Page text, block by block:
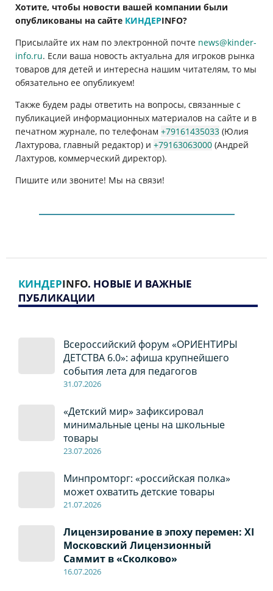
Хотите, чтобы новости вашей компании были
опубликованы на сайте КИНДЕРINFO?
Присылайте их нам по электронной почте news@kinder-
info.ru. Если ваша новость актуальна для игроков рынка
товаров для детей и интересна нашим читателям, то мы
обязательно ее опубликуем!
Также будем рады ответить на вопросы, связанные с
публикацией информационных материалов на сайте и в
печатном журнале, по телефонам +79161435033 (Юлия
Лахтурова, главный редактор) и +79163063000 (Андрей
Лахтуров, коммерческий директор).
Пишите или звоните! Мы на связи!
КИНДЕРINFO. НОВЫЕ И ВАЖНЫЕ
ПУБЛИКАЦИИ
Всероссийский форум «ОРИЕНТИРЫ
ДЕТСТВА 6.0»: афиша крупнейшего
события лета для педагогов
31.07.2026
«Детский мир» зафиксировал
минимальные цены на школьные
товары
23.07.2026
Минпромторг: «российская полка»
может охватить детские товары
21.07.2026
Лицензирование в эпоху перемен: XI
Московский Лицензионный
Саммит в «Сколково»
16.07.2026